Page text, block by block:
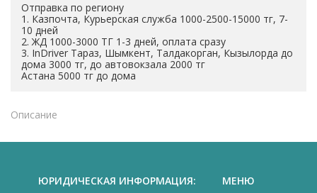
Отправка по региону
1. Казпочта, Курьерская служба 1000-2500-15000 тг, 7-
10 дней
2. ЖД 1000-3000 ТГ 1-3 дней, оплата сразу
3. InDriver Тараз, Шымкент, Талдакорган, Кызылорда до
дома 3000 тг, до автовокзала 2000 тг
Астана 5000 тг до дома
Описание
ЮРИДИЧЕСКАЯ ИНФОРМАЦИЯ: МЕНЮ